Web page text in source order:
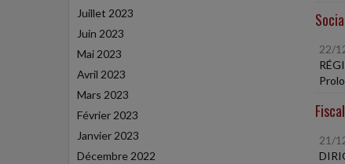
Juillet 2023
Juin 2023
Mai 2023
Avril 2023
Mars 2023
Février 2023
Janvier 2023
Décembre 2022
22/
21/